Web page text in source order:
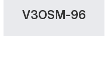
V3OSM-96